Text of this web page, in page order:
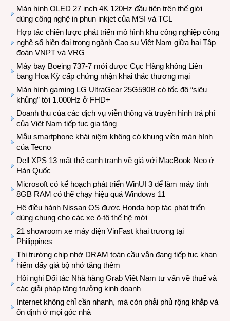
Màn hình OLED 27 inch 4K 120Hz đầu tiên trên thế giới
dùng công nghệ in phun inkjet của MSI và TCL
Hợp tác chiến lược phát triển mô hình khu công nghiệp công
nghệ số hiện đại trong ngành Cao su Việt Nam giữa hai Tập
đoàn VNPT và VRG
Máy bay Boeing 737-7 mới được Cục Hàng không Liên
bang Hoa Kỳ cấp chứng nhận khai thác thương mại
Màn hình gaming LG UltraGear 25G590B có tốc độ “siêu
khủng” tới 1.000Hz ở FHD+
Doanh thu của các dịch vụ viễn thông và truyền hình trả phí
của Việt Nam tiếp tục gia tăng
Mẫu smartphone khái niệm không có khung viền màn hình
của Tecno
Dell XPS 13 mất thế cạnh tranh về giá với MacBook Neo ở
Hàn Quốc
Microsoft có kế hoạch phát triển WinUI 3 để làm máy tính
8GB RAM có thể chạy hiệu quả Windows 11
Hệ điều hành Nissan OS được Honda hợp tác phát triển
dùng chung cho các xe ô-tô thế hệ mới
21 showroom xe máy điện VinFast khai trương tại
Philippines
Thị trường chip nhớ DRAM toàn cầu vẫn đang tiếp tục khan
hiếm đẩy giá bộ nhớ tăng thêm
Hội nghị Đối tác Nhà hàng Grab Việt Nam tư vấn về thuế và
các giải pháp tăng trưởng kinh doanh
Internet không chỉ cần nhanh, mà còn phải phủ rộng khắp và
ổn định ở mọi góc nhà